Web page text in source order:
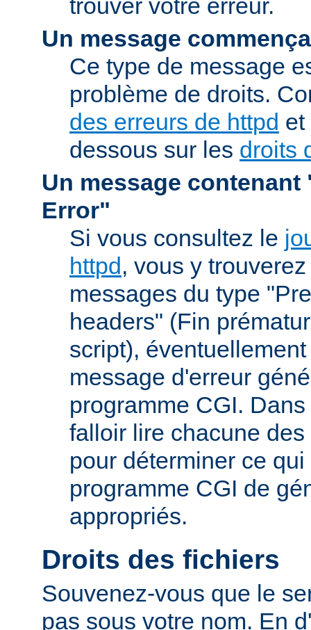
trouver votre erreur.
Un message
Ce type de message
problème de droits.
des erreurs de httpd et
dessous sur les droits
Un message contenant
Error"
Si vous consultez le
httpd, vous y
messages du type
headers" (Fin
script),
message d'erreur
programme CGI.
falloir lire chacune
pour déterminer ce
programme CGI de
appropriés.
Droits des fichiers
Souvenez-vous que le
pas sous votre nom. En